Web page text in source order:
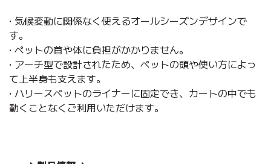
• 気候変動に関係なく使えるオールシーズンデザインで
す。
• ペットの首や体に負担がかかりません。
• アーチ型で設計されたため、ペットの頭や使い方によっ
て上半身も支えます。
• ハリースペットのライナーに固定でき、カートの中でも
動くことなくご利用いただけます。